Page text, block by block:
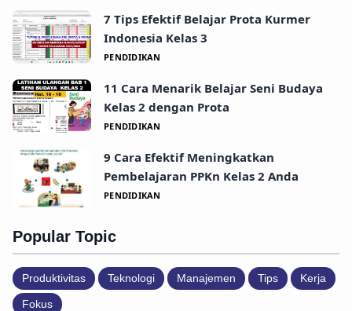
7 Tips Efektif Belajar Prota Kurmer
Indonesia Kelas 3
PENDIDIKAN
11 Cara Menarik Belajar Seni Budaya
Kelas 2 dengan Prota
PENDIDIKAN
9 Cara Efektif Meningkatkan
Pembelajaran PPKn Kelas 2 Anda
PENDIDIKAN
Popular Topic
Produktivitas Teknologi Manajemen Tips Kerja
Fokus